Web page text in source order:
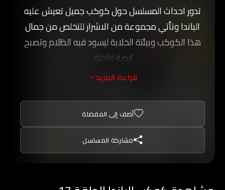
تدور احداث المسلسل حول كوكب جميل تعيش عليه
الباندا وتأتي مجموعة من الاشرار للتخلص من جمال
هذا الكوكب وبيئتة الخلابة ليسود فيه الظلام وتصبح
ارضة قاحلة.
يتم اختيار الباندا البطل للتصدي لعصابة الاشرار وهزيمة
والاستيلاء على خيراتة التي هي ملك لسكانة.
قراءة المزيد
أضف إلى المفضلة
مشاركة المسلسل